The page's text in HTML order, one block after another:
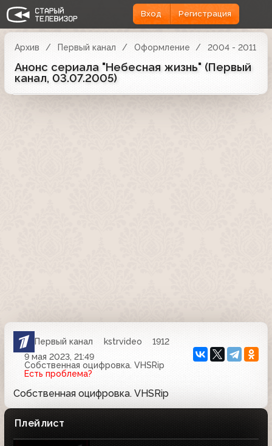
Вход Регистрация
Архив Первый канал Оформление 2004 - 2011
Анонс сериала "Небесная жизнь" (Первый
канал, 03.07.2005)
Первый канал kstrvideo
1912
9 мая 2023, 21:49
Собственная оцифровка. VHSRip
Есть проблема?
Собственная оцифровка. VHSRip
Плейлист